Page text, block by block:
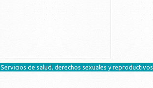
Servicios de salud, derechos sexuales y reproductivos